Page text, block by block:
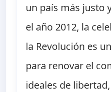
un país más justo
el año 2012, la
la Revolución es
para renovar el
ideales de